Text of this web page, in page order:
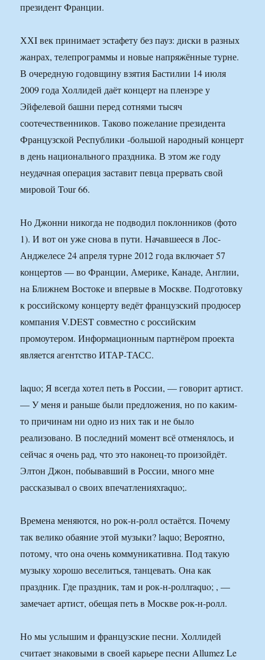
президент Франции.
ХХI век принимает эстафету без пауз: диски в разных
жанрах, телепрограммы и новые напряжённые турне.
В очередную годовщину взятия Бастилии 14 июля
2009 года Холлидей даёт концерт на пленэре у
Эйфелевой башни перед сотнями тысяч
соотечественников. Таково пожелание президента
Французской Республики -большой народный концерт
в день национального праздника. В этом же году
неудачная операция заставит певца прервать свой
мировой Tour 66.
Но Джонни никогда не подводил поклонников (фото
1). И вот он уже снова в пути. Начавшееся в Лос-
Анджелесе 24 апреля турне 2012 года включает 57
концертов — во Франции, Америке, Канаде, Англии,
на Ближнем Востоке и впервые в Москве. Подготовку
к российскому концерту ведёт французский продюсер
компания V.DEST совместно с российским
промоутером. Информационным партнёром проекта
является агентство ИТАР-ТАСС.
laquo; Я всегда хотел петь в России, — говорит артист.
— У меня и раньше были предложения, но по каким-
то причинам ни одно из них так и не было
реализовано. В последний момент всё отменялось, и
сейчас я очень рад, что это наконец-то произойдёт.
Элтон Джон, побывавший в России, много мне
рассказывал о своих впечатленияхraquo;.
Времена меняются, но рок-н-ролл остаётся. Почему
так велико обаяние этой музыки? laquo; Вероятно,
потому, что она очень коммуникативна. Под такую
музыку хорошо веселиться, танцевать. Она как
праздник. Где праздник, там и рок-н-роллraquo; , —
замечает артист, обещая петь в Москве рок-н-ролл.
Но мы услышим и французские песни. Холлидей
считает знаковыми в своей карьере песни Allumez Le